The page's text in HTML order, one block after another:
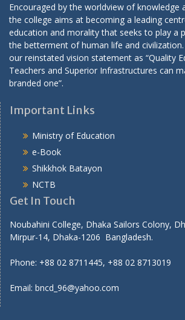
Encouraged by the worldview of knowledge
the college aims at becoming a leading
education and morality that seeks to play a
the betterment of human life and
our reinstated vision statement as “Quality
Teachers and Superior Infrastructures can
branded one”.
Important Links
Ministry of Education
e-Book
Shikkhok Batayon
NCTB
Get In Touch
Noubahini College, Dhaka Sailors Colony,
Mirpur-14, Dhaka-1206 Bangladesh.
Phone: +88 02 8711445, +88 02 8713019
Email: bncd_96@yahoo.com